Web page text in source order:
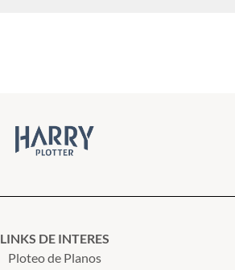
LINKS DE INTERES
Ploteo de Planos